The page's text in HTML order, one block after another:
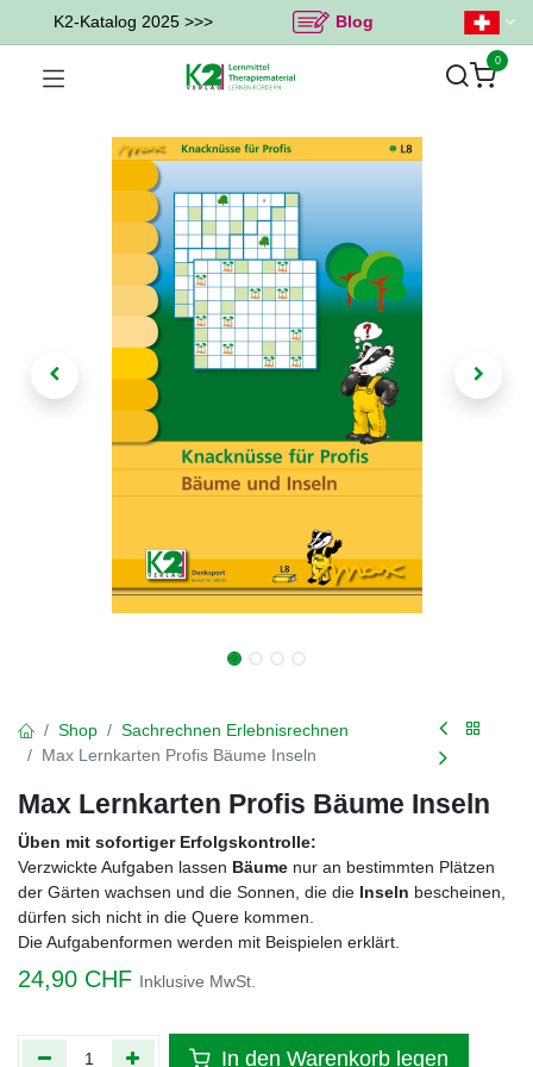
K2-Katalog 2025 >>> Blog
0
Shop
Sachrechnen Erlebnisrechnen
Max Lernkarten Profis Bäume Inseln
Max Lernkarten Profis Bäume Inseln
Üben mit sofortiger Erfolgskontrolle:
Verzwickte Aufgaben lassen Bäume nur an bestimmten Plätzen
der Gärten wachsen und die Sonnen, die die Inseln bescheinen,
dürfen sich nicht in die Quere kommen.
Die Aufgabenformen werden mit Beispielen erklärt.
24,90 CHF Inklusive MwSt.
In den Warenkorb legen